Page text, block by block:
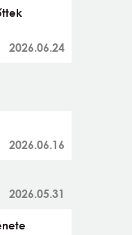
2026.06.24
2026.06.16
2026.05.31